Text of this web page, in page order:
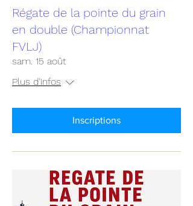
Régate de la pointe du grain
en double (Championnat
FVLJ)
sam. 15 août
Plus d'infos
Inscriptions